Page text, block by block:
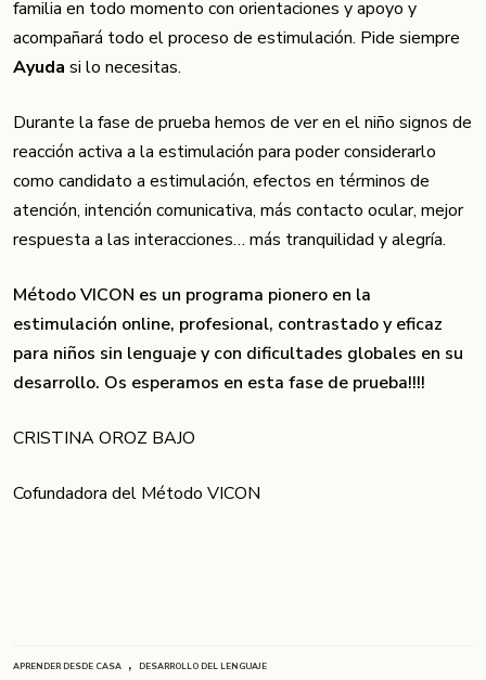
familia en todo momento con orientaciones y apoyo y
acompañará todo el proceso de estimulación. Pide siempre
Ayuda si lo necesitas.
Durante la fase de prueba hemos de ver en el niño signos de
reacción activa a la estimulación para poder considerarlo
como candidato a estimulación, efectos en términos de
atención, intención comunicativa, más contacto ocular, mejor
respuesta a las interacciones… más tranquilidad y alegría.
Método VICON es un programa pionero en la
estimulación online, profesional, contrastado y eficaz
para niños sin lenguaje y con dificultades globales en su
desarrollo. Os esperamos en esta fase de prueba!!!!
CRISTINA OROZ BAJO
Cofundadora del Método VICON
APRENDER DESDE CASA , DESARROLLO DEL LENGUAJE